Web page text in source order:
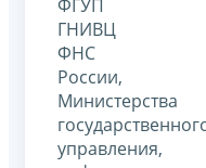
ФГУП
ГНИВЦ
ФНС
России,
Министерства
управления,